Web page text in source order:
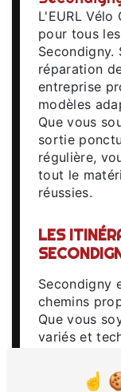
L'EURL
pour tous
Secondigny.
réparation
entreprise
modèles
Que vous
sortie
régulière,
tout le
réussies.
LES
Secondigny
chemins
Que vous
variés et
tranquilles,
quoi